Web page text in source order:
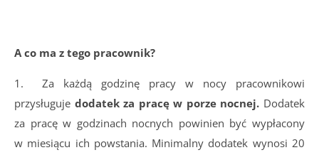
A co ma z tego pracownik?
1. Za każdą godzinę pracy w nocy pracownikowi
przysługuje dodatek za pracę w porze nocnej. Dodatek
za pracę w godzinach nocnych powinien być wypłacony
w miesiącu ich powstania. Minimalny dodatek wynosi 20